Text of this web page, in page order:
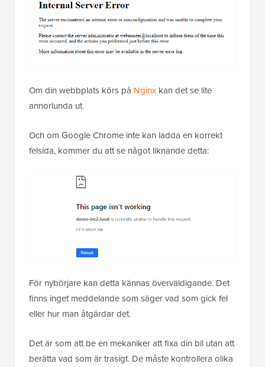
Om din webbplats körs på Nginx kan det se lite
annorlunda ut.
Och om Google Chrome inte kan ladda en korrekt
felsida, kommer du att se något liknande detta:
För nybörjare kan detta kännas överväldigande. Det
finns inget meddelande som säger vad som gick fel
eller hur man åtgärdar det.
Det är som att be en mekaniker att fixa din bil utan att
berätta vad som är trasigt. De måste kontrollera olika